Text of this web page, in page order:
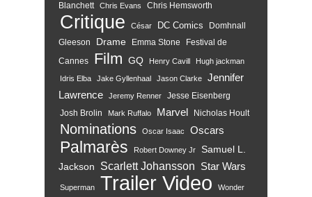
Blanchett
Chris Evans Chris Hemsworth
Critique César DC Comics
Domhnall
Gleeson
Drame Emma Stone
Festival de
Cannes
Film GQ Henry Cavill Hugh jackman
Idris Elba Jake Gyllenhaal Jason Clarke
Jennifer
Lawrence
Jeremy Renner
Jesse Eisenberg
Josh Brolin
Mark Ruffalo Marvel Nicholas Hoult
Nominations Oscar Isaac Oscars
Palmarès Robert Downey Jr
Samuel L.
Jackson
Scarlett Johansson Star Wars
Superman Trailer Video Wonder